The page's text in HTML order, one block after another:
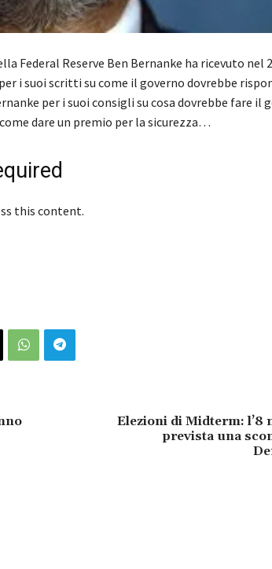
Federal Reserve Ben Bernanke ha ricevuto nel
i suoi scritti su come il governo dovrebbe
per i suoi consigli su cosa dovrebbe fare il
dare un premio per la sicurezza…
this content.
Elezioni di Midterm: l’8
prevista una